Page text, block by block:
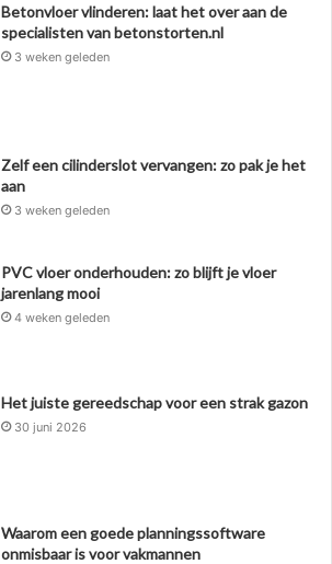
Betonvloer vlinderen: laat het over aan de
specialisten van betonstorten.nl
3 weken geleden
Zelf een cilinderslot vervangen: zo pak je het
aan
3 weken geleden
PVC vloer onderhouden: zo blijft je vloer
jarenlang mooi
4 weken geleden
Het juiste gereedschap voor een strak gazon
30 juni 2026
Waarom een goede planningssoftware
onmisbaar is voor vakmannen